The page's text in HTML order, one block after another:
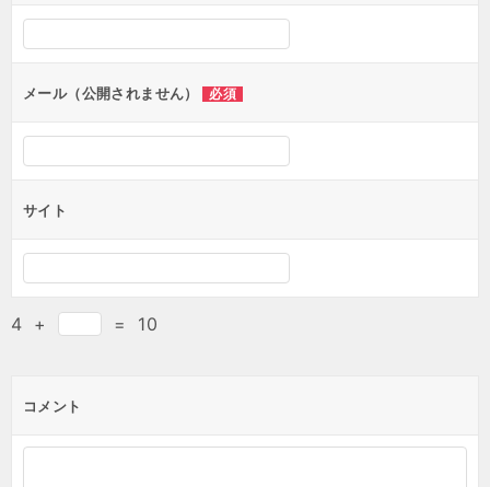
シ
ョ
ンメール（公開されません） 必須
サイト
4 + = 10
コメント